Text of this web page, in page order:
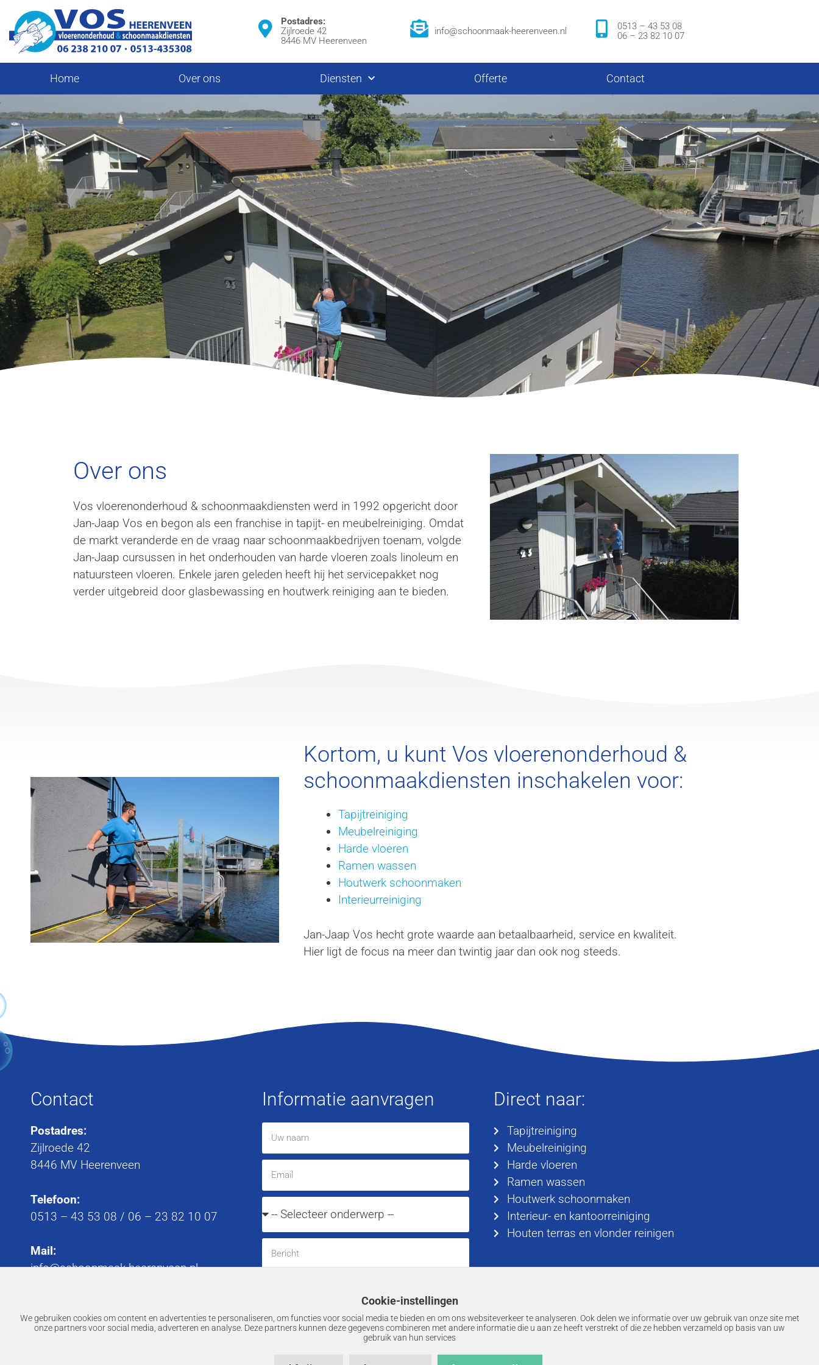
Postadres:
Zijlroede 42
8446 MV Heerenveen
info@schoonmaak-heerenveen.nl
0513 – 43 53 08
06 – 23 82 10 07
Home Over ons Diensten Offerte Contact
ons
Over ons
Vos vloerenonderhoud & schoonmaakdiensten werd in 1992 opgericht door
Jan-Jaap Vos en begon als een franchise in tapijt- en meubelreiniging. Omdat
de markt veranderde en de vraag naar schoonmaakbedrijven toenam, volgde
Jan-Jaap cursussen in het onderhouden van harde vloeren zoals linoleum en
natuursteen vloeren. Enkele jaren geleden heeft hij het servicepakket nog
verder uitgebreid door glasbewassing en houtwerk reiniging aan te bieden.
Kortom, u kunt Vos vloerenonderhoud &
schoonmaakdiensten inschakelen voor:
Tapijtreiniging
Meubelreiniging
Harde vloeren
Ramen wassen
Houtwerk schoonmaken
Interieurreiniging
Jan-Jaap Vos hecht grote waarde aan betaalbaarheid, service en kwaliteit.
Hier ligt de focus na meer dan twintig jaar dan ook nog steeds.
Contact
Postadres:
Zijlroede 42
8446 MV Heerenveen
Telefoon:
0513 – 43 53 08 / 06 – 23 82 10 07
Mail:
info@schoonmaak-heerenveen.nl
Informatie aanvragen
Verzenden
Direct naar:
Tapijtreiniging
Meubelreiniging
Harde vloeren
Ramen wassen
Houtwerk schoonmaken
Interieur- en kantoorreiniging
Houten terras en vlonder reinigen
Cookie-instellingen
We gebruiken cookies om content en advertenties te personaliseren, om functies voor social media te bieden en om ons websiteverkeer te analyseren. Ook delen we informatie over uw gebruik van onze site met
onze partners voor social media, adverteren en analyse. Deze partners kunnen deze gegevens combineren met andere informatie die u aan ze heeft verstrekt of die ze hebben verzameld op basis van uw
gebruik van hun services